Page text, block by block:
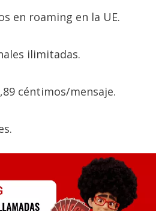
en roaming en la UE.
ilimitadas.
céntimos/mensaje.